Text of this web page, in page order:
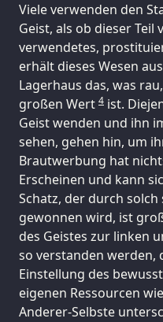
Viele verwenden den
Geist, als ob dieser Teil
verwendetes,
erhält dieses Wesen
Lagerhaus das, was
großen Wert 4 ist.
Geist wenden und ihn
sehen, gehen hin, um
Brautwerbung hat
Erscheinen und kann
Schatz, der durch
gewonnen wird, ist
des Geistes zur linken
so verstanden werden,
Einstellung des
eigenen Ressourcen
Anderer-Selbste